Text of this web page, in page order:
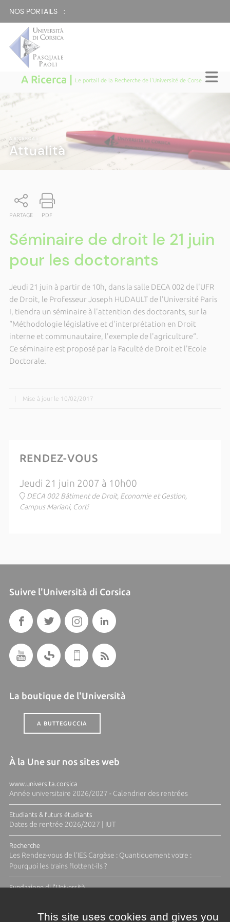
NOS PORTAILS :
A Ricerca | Le portail de la Recherche de l'Université de Corse
A RICERCA
Attualità
PARTAGE PDF
Séminaire de droit le 21 juin
pour les doctorants
Jeudi 21 juin à partir de 10h, dans la salle DECA 002 de l'UFR
de Droit, le Professeur Joseph HUDAULT de l'Université Paris
I, tiendra un séminaire à l'attention des doctorants, sur la
“Méthodologie législative et d'interprétation en Droit
interne et communautaire, l'exemple de l'agriculture“.
Ce séminaire est proposé par la Faculté de Droit et l'Ecole
Doctorale.
Mise à jour le 10/02/2017
RENDEZ-VOUS
Jeudi 21 juin 2007 à 10h00
DECA 002 Bâtiment de Droit, Economie et Gestion,
Campus Mariani, Corti
Suivre l'Università di Corsica
La boutique de l'Università
A BUTTEGUCCIA
À la Une sur nos sites web
www.universita.corsica
Année universitaire 2026/2027 - Calendrier des rentrées
Etudiants & futurs étudiants
Dates de rentrée 2026/2027 | IUT
Recherche
Les Rendez-vous de l'IES Cargèse : Quantiquement votre :
Pourquoi les trains flottent-ils ?
Fundazione di l'Università
This site uses cookies and gives you